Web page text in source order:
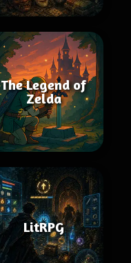
The Legend of
Zelda
LitRPG